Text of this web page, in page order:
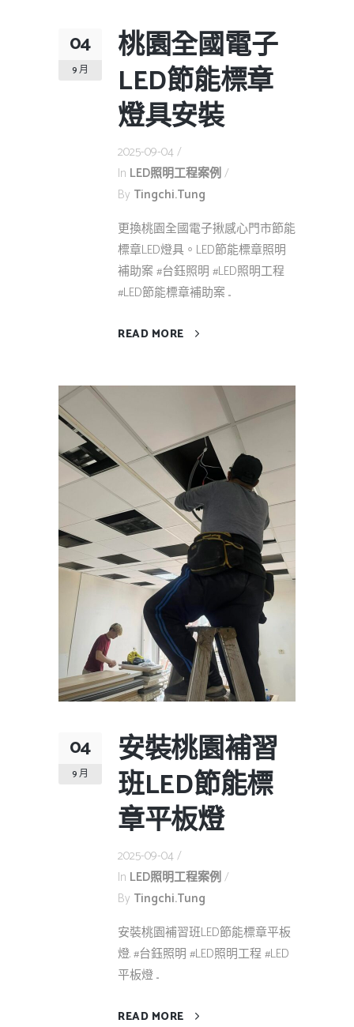
04
9 月
桃園全國電子
LED節能標章
燈具安裝
2025-09-04
In LED照明工程案例
By Tingchi.tung
更換桃園全國電子揪感心門市節能
標章LED燈具。LED節能標章照明
補助案 #台鈺照明 #LED照明工程
#LED節能標章補助案 ...
READ MORE
04
9 月
安裝桃園補習
班LED節能標
章平板燈
2025-09-04
In LED照明工程案例
By Tingchi.tung
安裝桃園補習班LED節能標章平板
燈. #台鈺照明 #LED照明工程 #LED
平板燈 ...
READ MORE